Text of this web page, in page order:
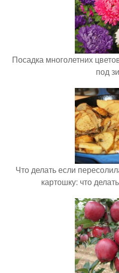
Посадка многолетних
под
Что делать если
картошку: что